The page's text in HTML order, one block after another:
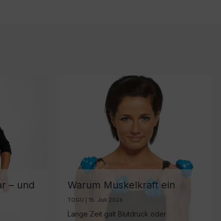
– und
Warum Muskelkraft ein
wichtiger Biomarker für
gesundes Altern ist
TOGU | 15. Juli 2026
Lange Zeit galt Blutdruck oder